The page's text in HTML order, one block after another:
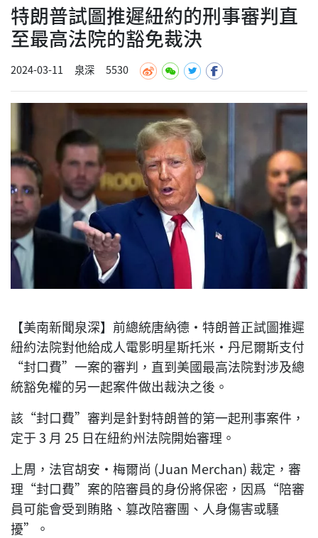
特朗普試圖推遲紐約的刑事審判直
至最高法院的豁免裁決
2024-03-11 泉深 5530
【美南新聞泉深】前總統唐納德·特朗普正試圖推遲
紐約法院對他給成人電影明星斯托米·丹尼爾斯支付
“封口費”一案的審判，直到美國最高法院對涉及總
統豁免權的另一起案件做出裁決之後。
該“封口費”審判是針對特朗普的第一起刑事案件，
定于 3 月 25 日在紐約州法院開始審理。
上周，法官胡安·梅爾尚 (Juan Merchan) 裁定，審
理“封口費”案的陪審員的身份將保密，因爲“陪審
員可能會受到賄賂、篡改陪審團、人身傷害或騷
擾”。